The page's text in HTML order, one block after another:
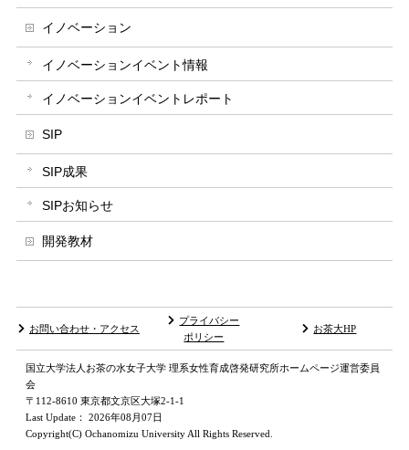
イノベーション
イノベーションイベント情報
イノベーションイベントレポート
SIP
SIP成果
SIPお知らせ
開発教材
お問い合わせ・アクセス
プライバシー
ポリシー
お茶大HP
国立大学法人お茶の水女子大学 理系女性育成啓発研究所ホームページ運営委員
会
〒112-8610 東京都文京区大塚2-1-1
Last Update： 2026年08月07日
Copyright(C) Ochanomizu University All Rights Reserved.